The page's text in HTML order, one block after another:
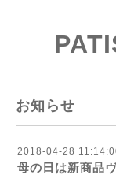
お知らせ
2018-04-28
母の日は新商品